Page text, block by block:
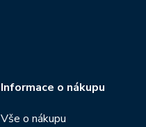
Informace o nákupu
Vše o nákupu